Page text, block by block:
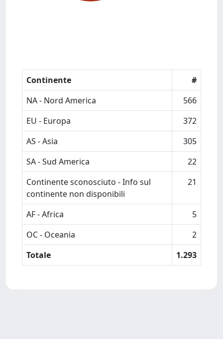
Continente
#
NA - Nord America
566
EU - Europa
372
AS - Asia
305
SA - Sud America
22
Continente sconosciuto - Info sul
continente non disponibili
21
AF - Africa
5
OC - Oceania
2
Totale
1.293